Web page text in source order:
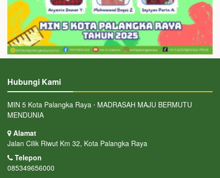
Hubungi Kami
MIN 5 Kota Palangka Raya ⋅ MADRASAH MAJU BERMUTU
MENDUNIA
Alamat
Jalan Cilik Riwut Km 32, Kota Palangka Raya
Telepon
085349656000